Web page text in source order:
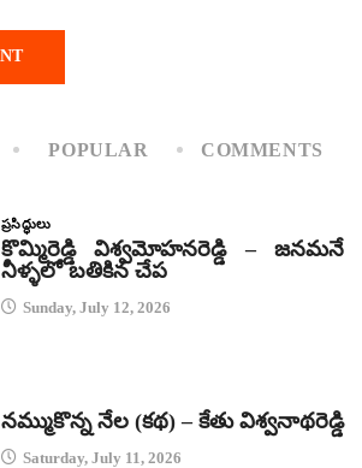
POPULAR COMMENTS
ప్రసిద్ధులు
కొమ్మిరెడ్డి విశ్వమోహనరెడ్డి – జనమనే
నీళ్ళలో బతికిన చేప
Sunday, July 12, 2026
నమ్ముకొన్న నేల (కథ) – కేతు విశ్వనాథరెడ్డి
Saturday, July 11, 2026